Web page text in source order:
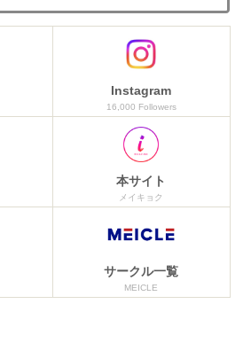
Instagram
16,000 Followers
本サイト
メイキョク
サークル一覧
MEICLE